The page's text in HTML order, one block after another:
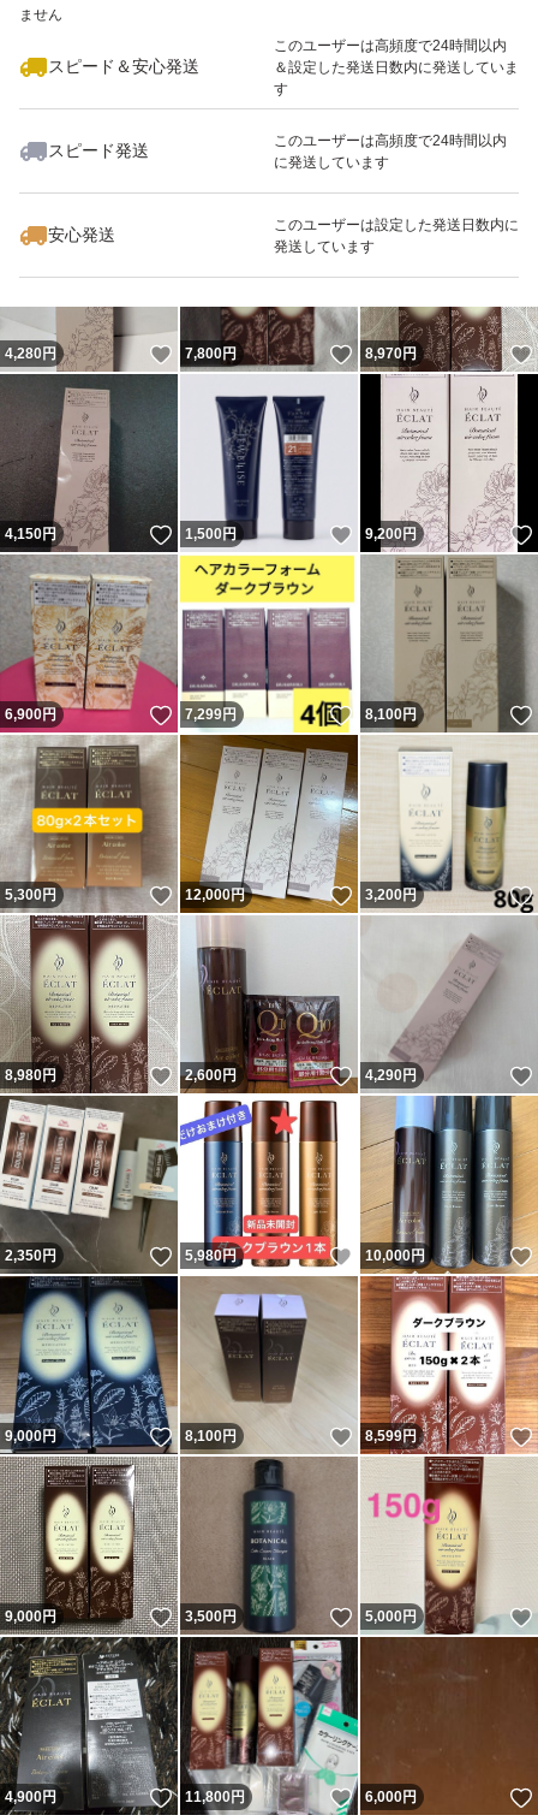
ません
スピード＆安心発送
このユーザーは高頻度で24時間以内
＆設定した発送日数内に発送していま
す
スピード発送
このユーザーは高頻度で24時間以内
に発送しています
安心発送
このユーザーは設定した発送日数内に
発送しています
いいね！
4,900
4,280円 いいね！
7,800円 いいね！
8,970円
4,150円 いいね！
1,500円 いいね！
9,200円
6,900円 いいね！
7,299円 いいね！
8,100円
5,300円 いいね！
12,000円 いいね！
3,200円
8,980円 いいね！
2,600円 いいね！
4,290円
2,350円 いいね！
5,980円 いいね！
10,000円
9,000円 いいね！
8,100円 いいね！
8,599円
9,000円 いいね！
3,500円 いいね！
5,000円
4,900円 いいね！
11,800円 いいね！
6,000円